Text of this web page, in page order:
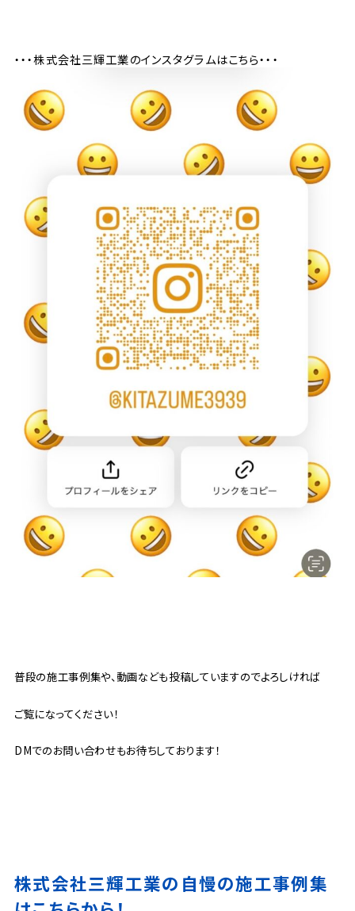
・・・株式会社三輝工業のインスタグラムはこちら・・・
普段の施工事例集や、動画なども投稿していますのでよろしければ
ご覧になってください！
DMでのお問い合わせもお待ちしております！
株式会社三輝工業の自慢の施工事例集